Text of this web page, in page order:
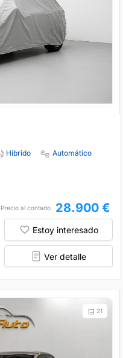
Híbrido
Automático
Precio al contado 28.900 €
Estoy interesado
Ver detalle
21